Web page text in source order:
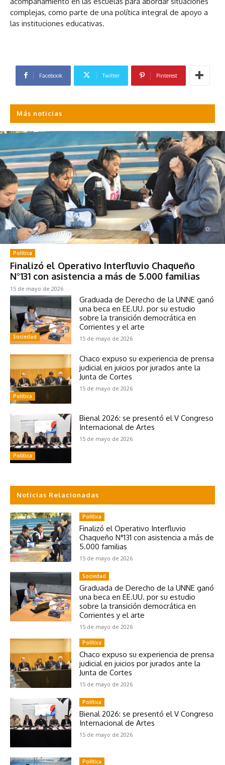
complejas, como parte de una política integral de apoyo a
las instituciones educativas.
Facebook Twitter Pinterest
Más noticias
Política
Finalizó el Operativo Interfluvio Chaqueño
N°131 con asistencia a más de 5.000 familias
15 de mayo de 2026
Sociedad
Graduada de Derecho de la UNNE ganó
una beca en EE.UU. por su estudio
sobre la transición democrática en
Corrientes y el arte
15 de mayo de 2026
Política
Chaco expuso su experiencia de prensa
judicial en juicios por jurados ante la
Junta de Cortes
15 de mayo de 2026
Política
Bienal 2026: se presentó el V Congreso
Internacional de Artes
15 de mayo de 2026
Noticias Relacionadas
Política
Finalizó el Operativo Interfluvio
Chaqueño N°131 con asistencia a más de
5.000 familias
15 de mayo de 2026
Sociedad
Graduada de Derecho de la UNNE ganó
una beca en EE.UU. por su estudio
sobre la transición democrática en
Corrientes y el arte
15 de mayo de 2026
Política
Chaco expuso su experiencia de prensa
judicial en juicios por jurados ante la
Junta de Cortes
15 de mayo de 2026
Política
Bienal 2026: se presentó el V Congreso
Internacional de Artes
15 de mayo de 2026
Política